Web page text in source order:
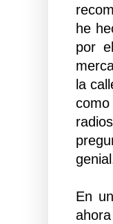
he
por
la
En